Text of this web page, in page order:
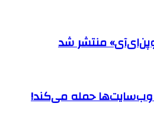
منتشر شد
حمله می‌کند!